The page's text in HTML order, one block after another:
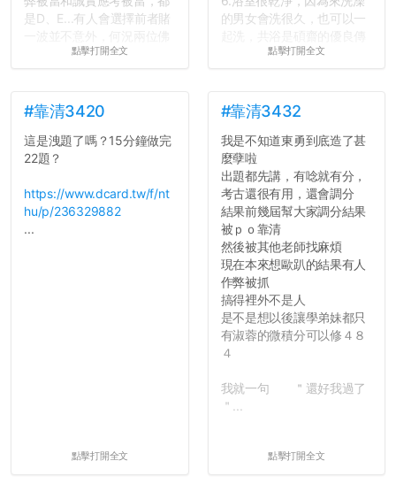
是D、E...有人會選擇前者賭
心教授看起來要輕輕放下
長作弊的風氣。
反正老人我明天就要搬離新
竹，之後如何發展與我無
吧XD，祝學弟妹們修課順利
~~...
點擊打開全文
的男女會洗很久，也可以一
舍房間，都歡迎留言讓我知
道...
點擊打開全文
#靠清3420
這是洩題了嗎？15分鐘做完
22題？
https://www.dcard.tw/f/nt
hu/p/236329882
...
點擊打開全文
#靠清3432
我是不知道東勇到底造了甚
麼孽啦
出題都先講，有唸就有分，
考古還很有用，還會調分
結果前幾屆幫大家調分結果
被ｐｏ靠清
然後被其他老師找麻煩
現在本來想歐趴的結果有人
作弊被抓
搞得裡外不是人
是不是想以後讓學弟妹都只
有淑蓉的微積分可以修４８
４
我就一句 ＂還好我過了
＂...
點擊打開全文